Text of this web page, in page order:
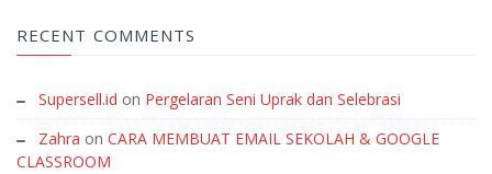
RECENT COMMENTS
Supersell.id on Pergelaran Seni Uprak dan Selebrasi
Zahra on CARA MEMBUAT EMAIL SEKOLAH & GOOGLE
CLASSROOM